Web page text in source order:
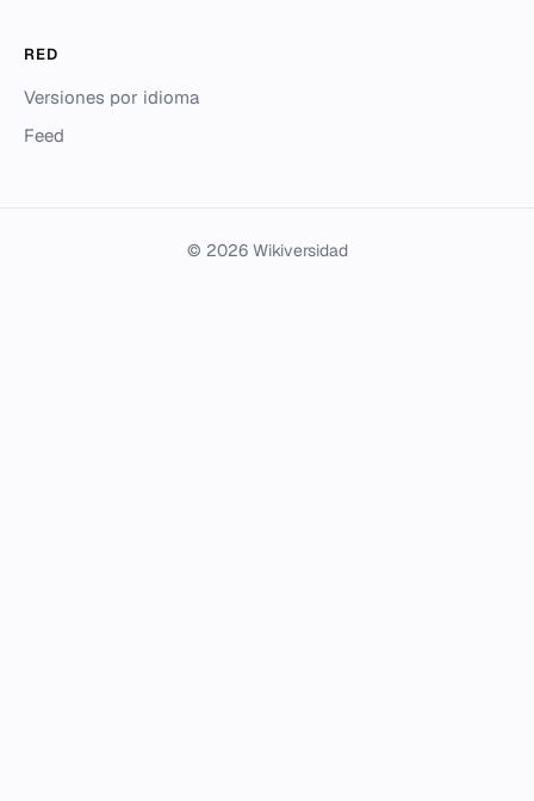
RED
Versiones por idioma
Feed
© 2026 Wikiversidad